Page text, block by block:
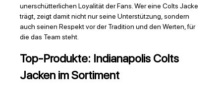
unerschütterlichen Loyalität der Fans. Wer eine Colts Jacke
trägt, zeigt damit nicht nur seine Unterstützung, sondern
auch seinen Respekt vor der Tradition und den Werten, für
die das Team steht.
Top-Produkte: Indianapolis Colts
Jacken im Sortiment